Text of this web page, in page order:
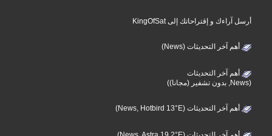
أرسل آراءك و إقتراحاتك إلى KingOfSat
أهم آخر التحديثات (News)
أهم آخر التحديثات
(News, بدون تشفير (مجانا))
أهم آخر التحديثات (News, Hotbird 13°E)